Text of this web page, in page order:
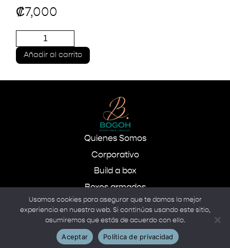
₡7,000
turquesa
cantidad
Añadir al carrito
Quienes Somos
Corporativo
Build a box
Boxes armados
Copyright © 2022 Diseñado y Desarrollado porBamboo Tech Studio
Usamos cookies para asegurar que te damos la mejor
experiencia en nuestra web. Si continúas usando este sitio,
asumiremos que estás de acuerdo con ello.
Aceptar Política de privacidad